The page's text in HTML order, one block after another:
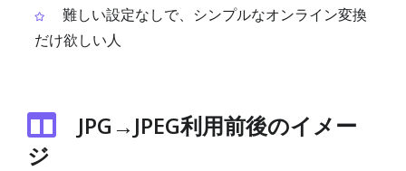
難しい設定なしで、シンプルなオンライン変換
だけ欲しい人
JPG→JPEG利用前後のイメー
ジ